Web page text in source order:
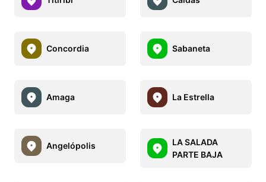
Concordia Sabaneta
Amaga La Estrella
Angelópolis
LA SALADA
PARTE BAJA